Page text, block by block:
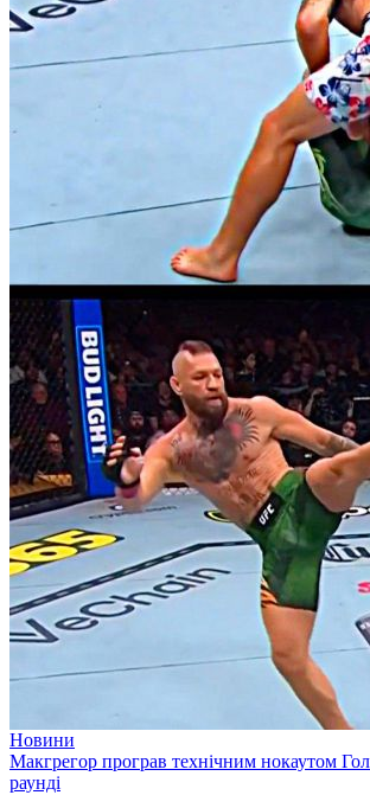
Новини
Макгрегор програв технічним нокаутом
раунді